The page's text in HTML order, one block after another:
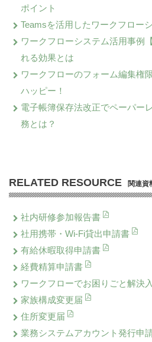
ポイント
Teamsを活用したワークフロー
ワークフローシステム活用事例
れる効果とは
ワークフローのフォーム編集権
ハッピー！
電子帳簿保存法改正でペーパー
務とは？
RELATED RESOURCE 関連資
社内研修参加報告書
社用携帯・Wi-Fi貸出申請書
有給休暇取得申請書
経費精算申請書
ワークフローでお困りごと解決
家族構成変更届
住所変更届
業務システムアカウント発行申